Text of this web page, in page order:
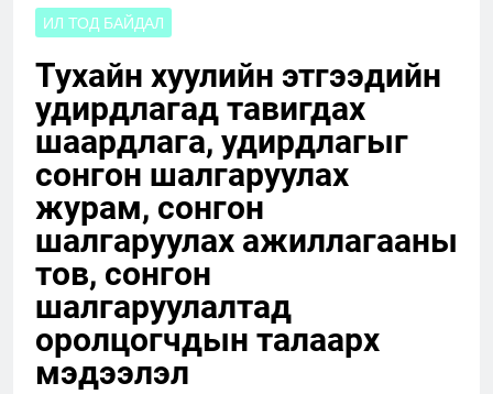
ИЛ ТОД БАЙДАЛ
Тухайн хуулийн этгээдийн
удирдлагад тавигдах
шаардлага, удирдлагыг
сонгон шалгаруулах
журам, сонгон
шалгаруулах ажиллагааны
тов, сонгон
шалгаруулалтад
оролцогчдын талаарх
мэдээлэл